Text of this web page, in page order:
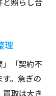
理
」「契約不
。急ぎの
取は大き